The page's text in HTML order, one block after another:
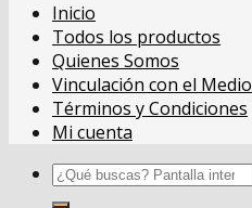
Inicio
Todos los productos
Quienes Somos
Vinculación con el Medio
Términos y Condiciones
Mi cuenta
Buscar
por: